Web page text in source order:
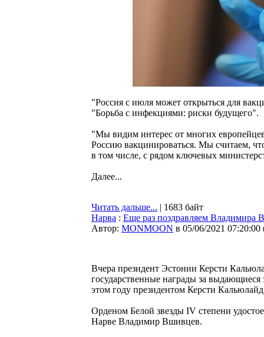
"Россия с июля может открыться для
"Борьба с инфекциями: риски будущего".
"Мы видим интерес от многих
Россию вакцинироваться. Мы считаем,
в том числе, с рядом ключевых
Далее...
Читать дальше... | 1683 байт
Нарва : Еще раз поздравляем Владимира
Автор: MONMOON в 05/06/2021 07:20:00
Вчера президент Эстонии Керсти
государственные награды за
этом году президентом Керсти
Орденом Белой звезды IV степени
Нарве Владимир Вшивцев.